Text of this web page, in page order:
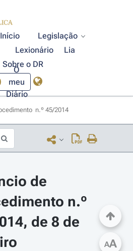
Início
Legislação
Lexionário
Lia
Sobre o DR
O
meu
Diário
n.º 45/2014
de
n.º
de 8 de
AA